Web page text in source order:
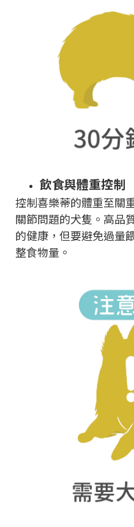
飲食與體重控制
控制喜樂蒂的體重至關
關節問題的犬隻。高品
的健康，但要避免過量
整食物量。